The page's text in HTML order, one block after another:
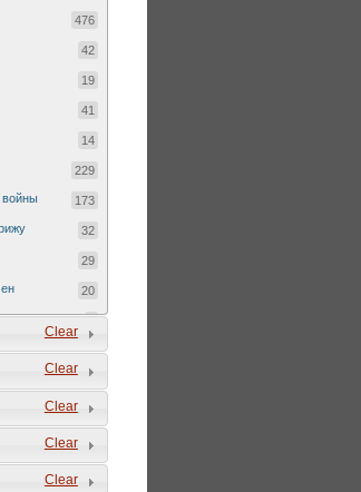
476
42
19
41
14
229
173
32
29
20
1878 7
Clear
Clear
Clear
Clear
Clear